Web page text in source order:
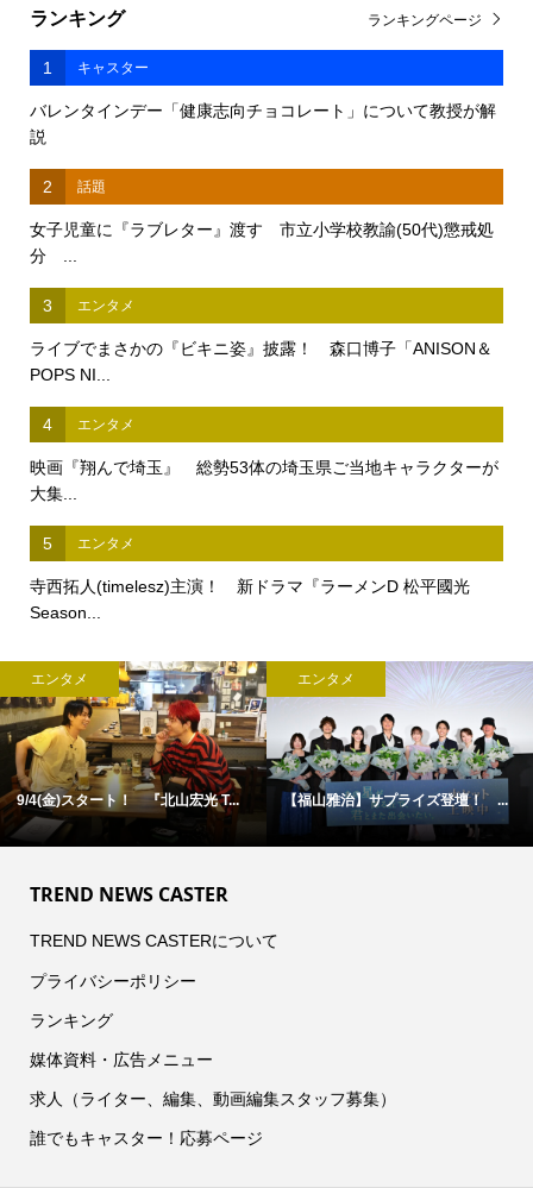
ランキング
1 キャスター
バレンタインデー「健康志向チョコレート」について教授が解
説
2 話題
女子児童に『ラブレター』渡す 市立小学校教諭(50代)懲戒処
分 ...
3 エンタメ
ライブでまさかの『ビキニ姿』披露！ 森口博子「ANISON＆
POPS NI...
4 エンタメ
映画『翔んで埼玉』 総勢53体の埼玉県ご当地キャラクターが
大集...
5 エンタメ
寺西拓人(timelesz)主演！ 新ドラマ『ラーメンD 松平國光
Season...
ランキングページ
エンタメ
9/4(金)スタート！ 『北山宏光 T...
エンタメ
【福山雅治】サプライズ登壇！ ...
TREND NEWS CASTER
TREND NEWS CASTERについて
プライバシーポリシー
ランキング
媒体資料・広告メニュー
求人（ライター、編集、動画編集スタッフ募集）
誰でもキャスター！応募ページ